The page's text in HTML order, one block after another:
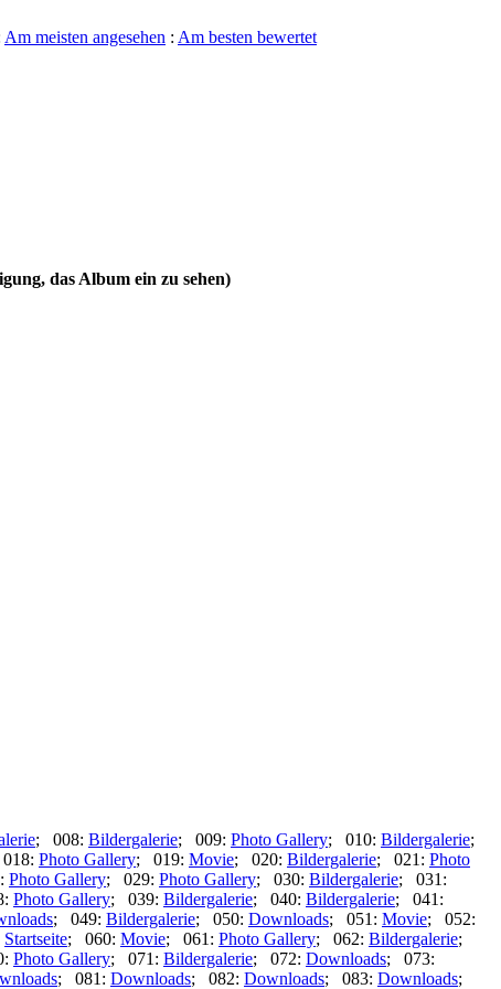
Am meisten angesehen : Am besten bewertet
das Album ein zu sehen)
; 008: Bildergalerie; 009: Photo Gallery; 010: Bildergalerie;
Photo Gallery; 019: Movie; 020: Bildergalerie; 021: Photo
Photo Gallery; 029: Photo Gallery; 030: Bildergalerie; 031:
Photo Gallery; 039: Bildergalerie; 040: Bildergalerie; 041:
; 049: Bildergalerie; 050: Downloads; 051: Movie; 052:
Startseite; 060: Movie; 061: Photo Gallery; 062: Bildergalerie;
Photo Gallery; 071: Bildergalerie; 072: Downloads; 073:
; 081: Downloads; 082: Downloads; 083: Downloads;